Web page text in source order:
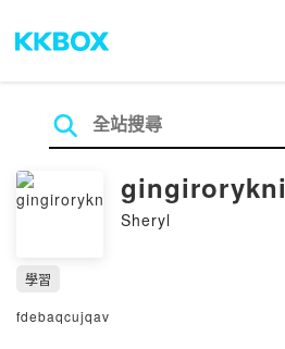
gingirorykni
Sheryl
學習
fdebaqcujqav